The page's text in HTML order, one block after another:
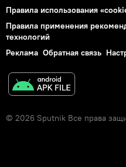
Правила использования
Правила применения
технологий
Реклама Обратная связь
© 2026 Sputnik Все права